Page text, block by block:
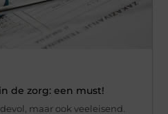
de zorg: een must!
maar ook veeleisend.